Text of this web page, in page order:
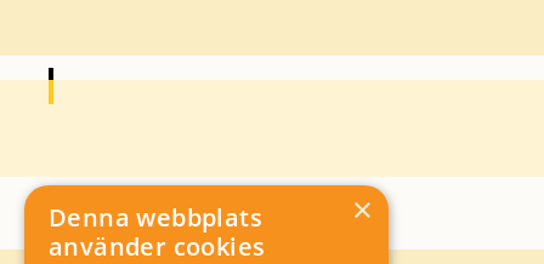
×
Denna webbplats
använder cookies